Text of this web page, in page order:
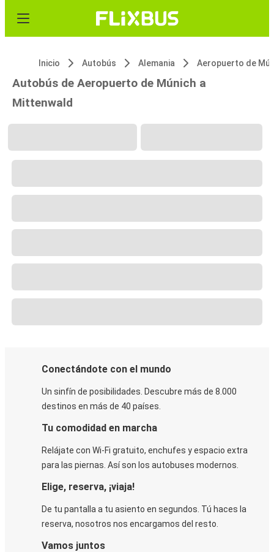
Inicio Autobús Alemania Aeropuerto de
Autobús de Aeropuerto de Múnich a
Mittenwald
Conectándote con el mundo
Un sinfín de posibilidades. Descubre más de 8.000
destinos en más de 40 países.
Tu comodidad en marcha
Relájate con Wi-Fi gratuito, enchufes y espacio extra
para las piernas. Así son los autobuses modernos.
Elige, reserva, ¡viaja!
De tu pantalla a tu asiento en segundos. Tú haces la
reserva, nosotros nos encargamos del resto.
Vamos juntos